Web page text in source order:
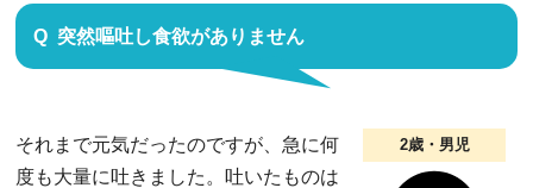
突然嘔吐し食欲がありません
2歳・男児
それまで元気だったのですが、急に何
度も大量に吐きました。吐いたものは